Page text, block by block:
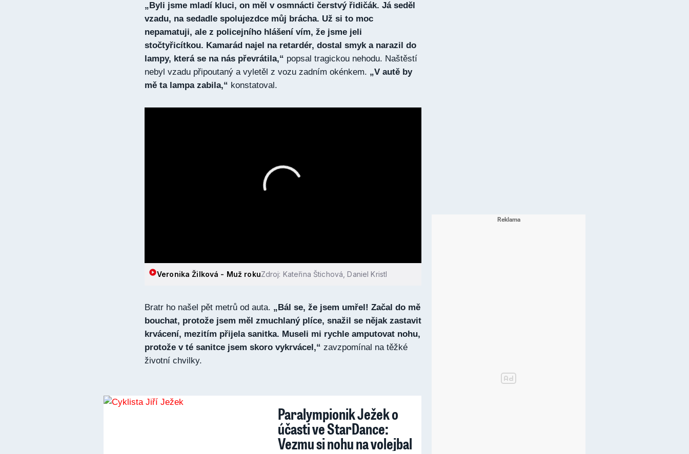
„Byli jsme mladí kluci, on měl v osmnácti čerstvý řidičák. Já seděl
vzadu, na sedadle spolujezdce můj brácha. Už si to moc
nepamatuji, ale z policejního hlášení vím, že jsme jeli
stočtyřicítkou. Kamarád najel na retardér, dostal smyk a narazil do
lampy, která se na nás převrátila,“ popsal tragickou nehodu. Naštěstí
nebyl vzadu připoutaný a vyletěl z vozu zadním okénkem. „V autě by
mě ta lampa zabila,“ konstatoval.
Veronika Žilková - Muž rokuZdroj: Kateřina Štichová, Daniel Kristl
Bratr ho našel pět metrů od auta. „Bál se, že jsem umřel! Začal do mě
bouchat, protože jsem měl zmuchlaný plíce, snažil se nějak zastavit
krvácení, mezitím přijela sanitka. Museli mi rychle amputovat nohu,
protože v té sanitce jsem skoro vykrvácel,“ zavzpomínal na těžké
životní chvilky.
Paralympionik Ježek o
účasti ve StarDance:
Vezmu si nohu na volejbal